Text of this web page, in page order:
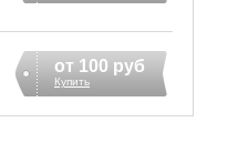
от 100 руб
Купить